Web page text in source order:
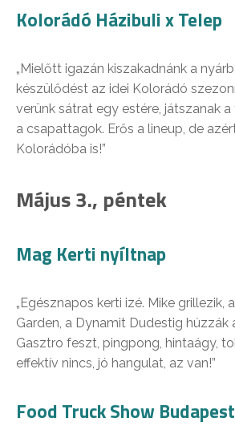
Kolorádó Házibuli x Telep
„Mielőtt igazán kiszakadnánk a
készülődést az idei Kolorádó
verünk sátrat egy estére, játszanak
a csapattagok. Erős a lineup, de
Kolorádóba is!”
Május 3., péntek
Mag Kerti nyíltnap
„Egésznapos kerti izé. Mike grillezik,
Garden, a Dynamit Dudestig húzzák
Gasztro feszt, pingpong, hintaágy,
effektív nincs, jó hangulat, az van!”
Food Truck Show Budapest